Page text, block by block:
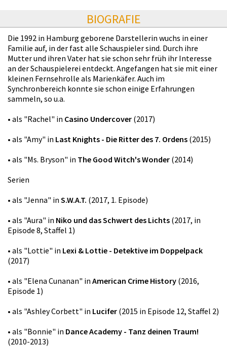
BIOGRAFIE
Die 1992 in Hamburg geborene Darstellerin wuchs in einer
Familie auf, in der fast alle Schauspieler sind. Durch ihre
Mutter und ihren Vater hat sie schon sehr früh ihr Interesse
an der Schauspielerei entdeckt. Angefangen hat sie mit einer
kleinen Fernsehrolle als Marienkäfer. Auch im
Synchronbereich konnte sie schon einige Erfahrungen
sammeln, so u.a.
• als "Rachel" in Casino Undercover (2017)
• als "Amy" in Last Knights - Die Ritter des 7. Ordens (2015)
• als "Ms. Bryson" in The Good Witch's Wonder (2014)
Serien
• als "Jenna" in S.W.A.T. (2017, 1. Episode)
• als "Aura" in Niko und das Schwert des Lichts (2017, in
Episode 8, Staffel 1)
• als "Lottie" in Lexi & Lottie - Detektive im Doppelpack
(2017)
• als "Elena Cunanan" in American Crime History (2016,
Episode 1)
• als "Ashley Corbett" in Lucifer (2015 in Episode 12, Staffel 2)
• als "Bonnie" in Dance Academy - Tanz deinen Traum!
(2010-2013)